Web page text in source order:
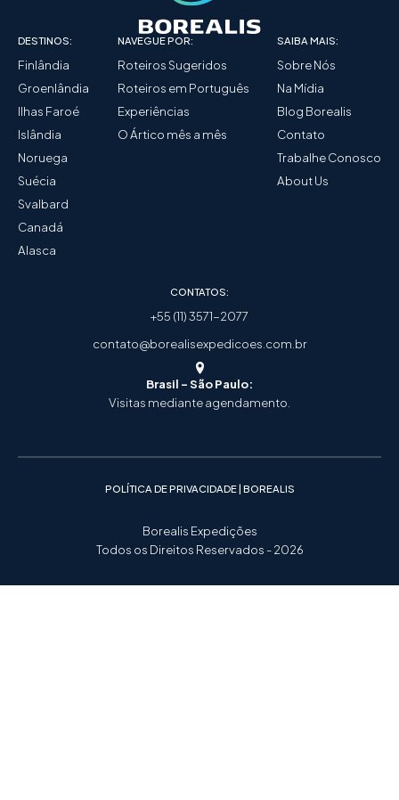
DESTINOS:
Finlândia
Groenlândia
Ilhas Faroé
Islândia
Noruega
Suécia
Svalbard
Canadá
Alasca
NAVEGUE POR:
Roteiros Sugeridos
Roteiros em Português
Experiências
O Ártico mês a mês
SAIBA MAIS:
Sobre Nós
Na Mídia
Blog Borealis
Contato
Trabalhe Conosco
About Us
CONTATOS:
+55 (11) 3571-2077
contato@borealisexpedicoes.com.br
Brasil - São Paulo:
Visitas mediante agendamento.
POLÍTICA DE PRIVACIDADE | BOREALIS
Borealis Expedições
Todos os Direitos Reservados - 2026